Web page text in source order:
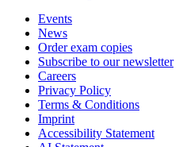
Events
News
Order exam copies
Subscribe to our newsletter
Careers
Privacy Policy
Terms & Conditions
Imprint
Accessibility Statement